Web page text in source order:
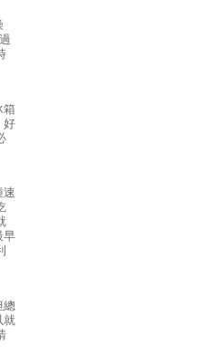
箱
好
速
早
總
就